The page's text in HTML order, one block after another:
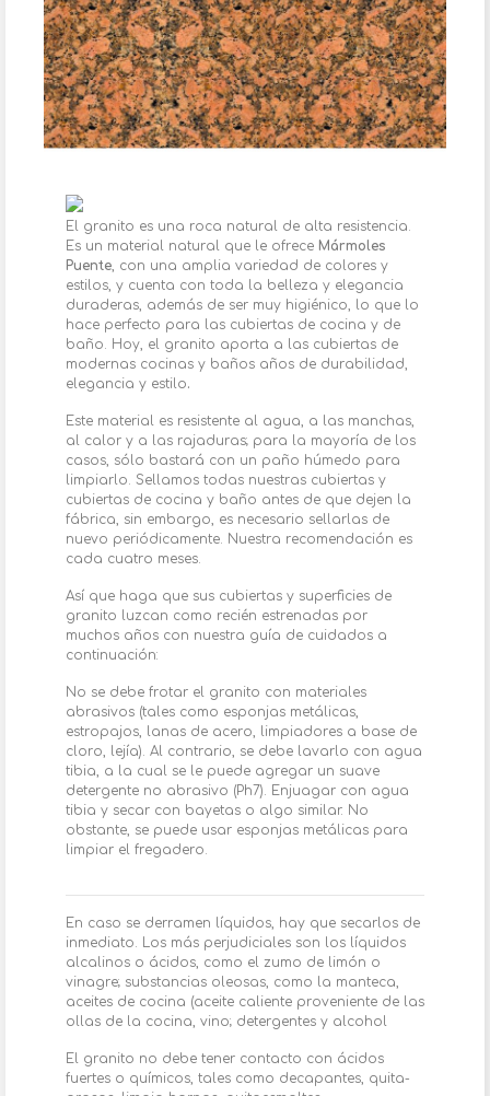
El granito es una roca natural de alta resistencia.
Es un material natural que le ofrece Mármoles
Puente, con una amplia variedad de colores y
estilos, y cuenta con toda la belleza y elegancia
duraderas, además de ser muy higiénico, lo que lo
hace perfecto para las cubiertas de cocina y de
baño. Hoy, el granito aporta a las cubiertas de
modernas cocinas y baños años de durabilidad,
elegancia y estilo.
Este material es resistente al agua, a las manchas,
al calor y a las rajaduras; para la mayoría de los
casos, sólo bastará con un paño húmedo para
limpiarlo. Sellamos todas nuestras cubiertas y
cubiertas de cocina y baño antes de que dejen la
fábrica, sin embargo, es necesario sellarlas de
nuevo periódicamente. Nuestra recomendación es
cada cuatro meses.
Así que haga que sus cubiertas y superficies de
granito luzcan como recién estrenadas por
muchos años con nuestra guía de cuidados a
continuación:
No se debe frotar el granito con materiales
abrasivos (tales como esponjas metálicas,
estropajos, lanas de acero, limpiadores a base de
cloro, lejía). Al contrario, se debe lavarlo con agua
tibia, a la cual se le puede agregar un suave
detergente no abrasivo (Ph7). Enjuagar con agua
tibia y secar con bayetas o algo similar. No
obstante, se puede usar esponjas metálicas para
limpiar el fregadero.
En caso se derramen líquidos, hay que secarlos de
inmediato. Los más perjudiciales son los líquidos
alcalinos o ácidos, como el zumo de limón o
vinagre; substancias oleosas, como la manteca,
aceites de cocina (aceite caliente proveniente de las
ollas de la cocina, vino; detergentes y alcohol
El granito no debe tener contacto con ácidos
fuertes o químicos, tales como decapantes, quita-